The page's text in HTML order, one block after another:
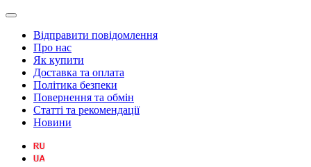
Відправити повідомлення
Про нас
Як купити
Доставка та оплата
Політика безпеки
Повернення та обмін
Статті та рекомендації
Новини